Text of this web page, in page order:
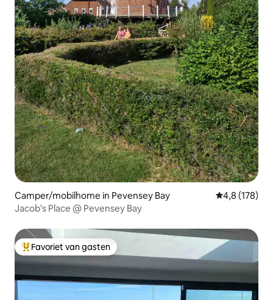
Camper/mobilhome in Pevensey Bay Gemiddelde
4,8 (178)
Jacob's Place @ Pevensey Bay
Topfavoriet van gasten
Favoriet van gasten